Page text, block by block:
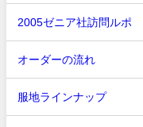
2005ゼニア社訪問ルポ
オーダーの流れ
服地ラインナップ